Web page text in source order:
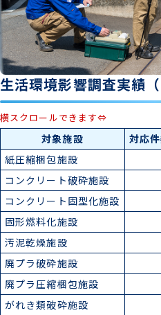
生活環境影響調査実績
横スクロールできます⇔
対象施設 対応
紙圧縮梱包施設
コンクリート破砕施設
コンクリート固型化施設
固形燃料化施設
汚泥乾燥施設
廃プラ破砕施設
廃プラ圧縮梱包施設
がれき類破砕施設